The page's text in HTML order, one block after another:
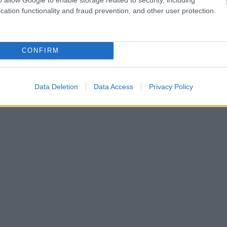
functionality and fraud prevention, and other user protection.
CONFIRM
Data Deletion Data Access Privacy Policy
όρους είχε ασκήσει η αντεισαγγελέας του Αρείου
αποφυλακιστεί και πάλι τον Απρίλιο του 2020,
όρους που του είχαν επιβληθεί και μετά από